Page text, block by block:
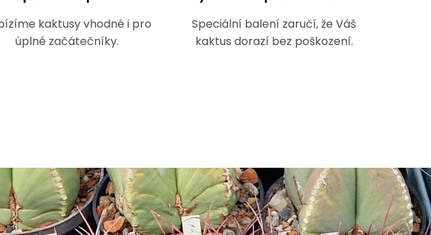
kaktusy vhodné i pro
úplné začátečníky.
Speciální balení zaručí, že Váš
kaktus dorazí bez poškození.